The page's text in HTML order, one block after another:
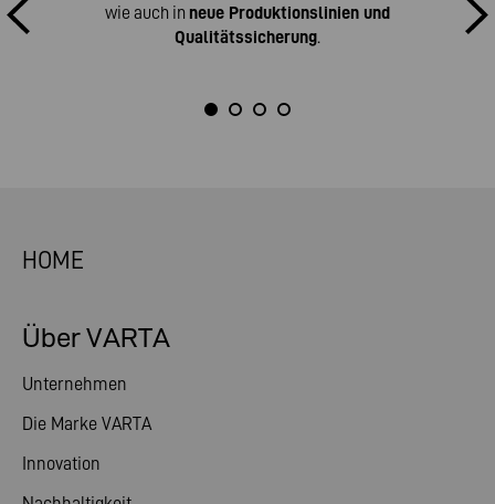
wie auch in neue Produktionslinien und
Qualitätssicherung
HOME
Über VARTA
Unternehmen
Die Marke VARTA
Innovation